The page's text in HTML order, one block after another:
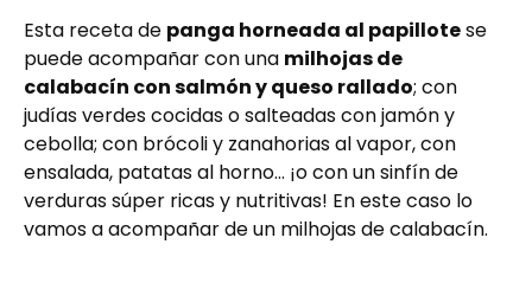
Esta receta de panga horneada al papillotese
puede acompañar con una milhojas de
calabacín con salmón y queso rallado; con
judías verdes cocidas o salteadas con jamón y
cebolla; con brócoli y zanahorias al vapor, con
ensalada, patatas al horno… ¡o con un sinfín de
verduras súper ricas y nutritivas! En este caso lo
vamos a acompañar de un milhojas de calabacín.